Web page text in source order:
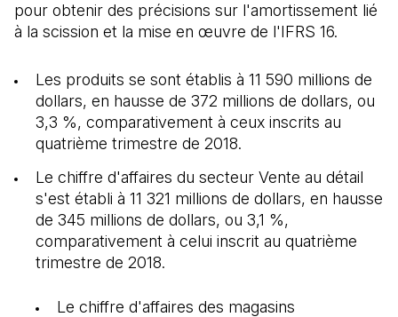
pour obtenir des précisions sur l'amortissement lié
à la scission et la mise en œuvre de l'IFRS 16.
Les produits se sont établis à 11 590 millions de
dollars, en hausse de 372 millions de dollars, ou
3,3 %, comparativement à ceux inscrits au
quatrième trimestre de 2018.
Le chiffre d'affaires du secteur Vente au détail
s'est établi à 11 321 millions de dollars, en hausse
de 345 millions de dollars, ou 3,1 %,
comparativement à celui inscrit au quatrième
trimestre de 2018.
Le chiffre d'affaires des magasins